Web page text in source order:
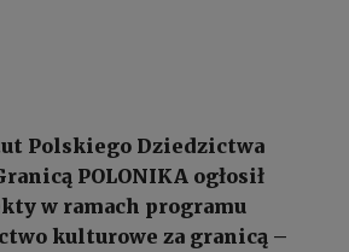
Polskiego Dziedzictwa
POLONIKA ogłosił
w ramach programu
kulturowe za granicą –